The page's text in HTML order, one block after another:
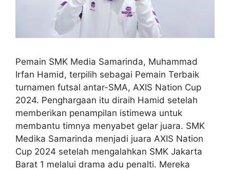
Pemain SMK Media Samarinda, Muhammad
Irfan Hamid, terpilih sebagai Pemain Terbaik
turnamen futsal antar-SMA, AXIS Nation Cup
2024. Penghargaan itu diraih Hamid setelah
memberikan penampilan istimewa untuk
membantu timnya menyabet gelar juara. SMK
Medika Samarinda menjadi juara AXIS Nation
Cup 2024 setelah mengalahkan SMK Jakarta
Barat 1 melalui drama adu penalti. Mereka